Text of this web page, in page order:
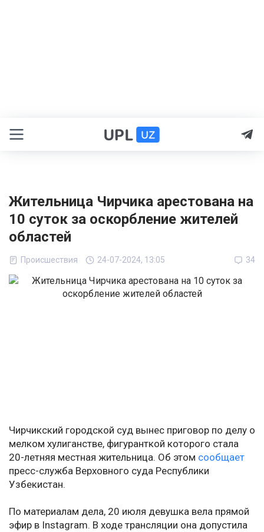
Жительница Чирчика арестована на
10 суток за оскорбление жителей
областей
Происшествия 24-07-2024, 13:05 34
Чирчикский городской суд вынес приговор по делу о
мелком хулиганстве, фигуранткой которого стала
20-летняя местная жительница. Об этом сообщает
пресс-служба Верховного суда Республики
Узбекистан.
По материалам дела, 20 июля девушка вела прямой
эфир в Instagram. В ходе трансляции она допустила